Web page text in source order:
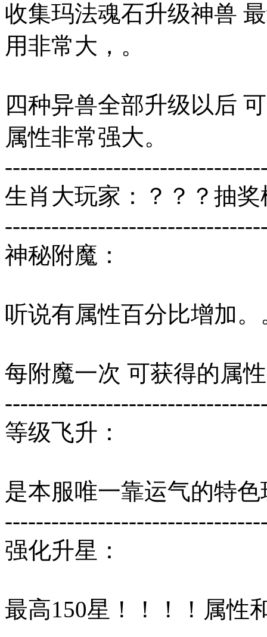
收集玛法魂石升级神兽
用非常大，。
四种异兽全部升级以后
属性非常强大。
生肖大玩家：？？？抽
神秘附魔：
听说有属性百分比增加
每附魔一次 可获得的属
等级飞升：
是本服唯一靠运气的特
强化升星：
最高150星！！！！属性